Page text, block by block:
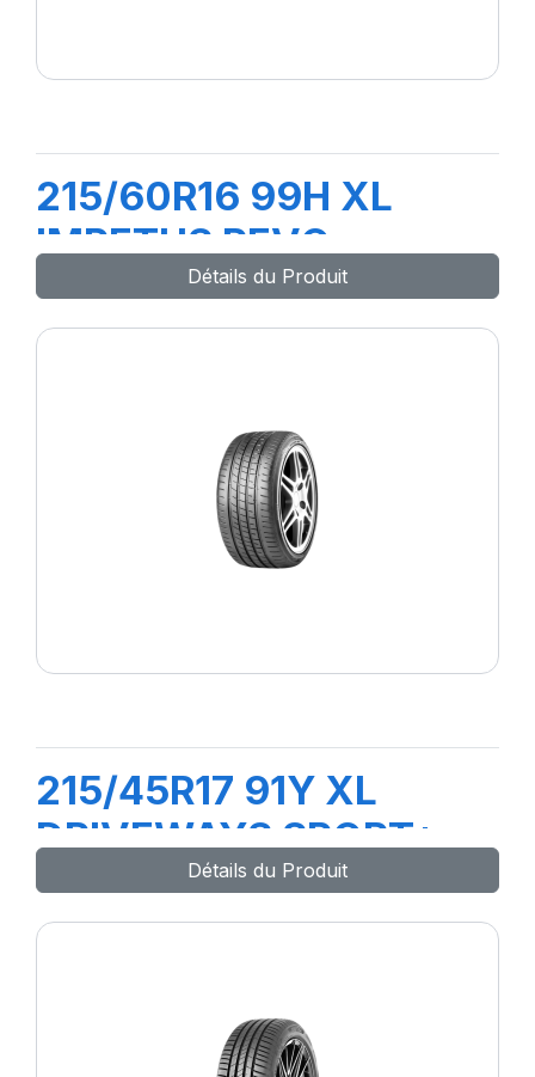
215/60R16 99H XL
IMPETUS REVO
Détails du Produit
215/45R17 91Y XL
DRIVEWAYS SPORT+
Détails du Produit